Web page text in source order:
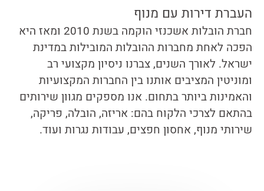
העברת דירות עם מנוף
חברת הובלות אשכנזי
הוקמה בשנת 2010 ומאז היא
הפכה לאחת מחברות ההובלות המובילות במדינת
ישראל. לאורך השנים, צברנו ניסיון מקצועי רב
ומוניטין המציבים אותנו בין החברות המקצועיות
והאמינות ביותר בתחום. אנו מספקים מגוון שירותים
בהתאם לצרכי הלקוח בהם: אריזה, הובלה, פריקה,
שירותי מנוף, אחסון חפצים, עבודות נגרות ועוד.